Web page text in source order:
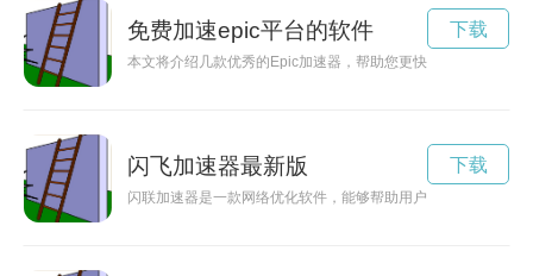
免费加速epic平台的软件
本文将介绍几款优秀的Epic加速器，帮助您更快地访问互联网，
下载
闪飞加速器最新版
闪联加速器是一款网络优化软件，能够帮助用户加快网络速度
下载